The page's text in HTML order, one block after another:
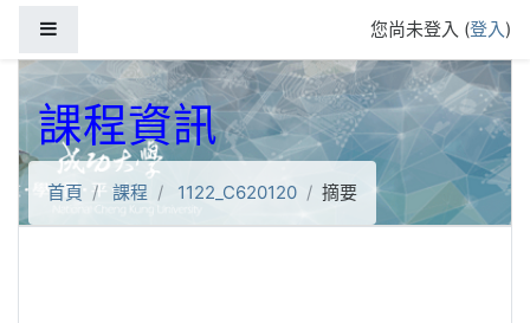
您尚未登入 (登入)
課程資訊
首頁 課程 1122_C620120 摘要